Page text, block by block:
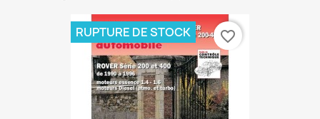
RUPTURE DE STOCK favorite_border